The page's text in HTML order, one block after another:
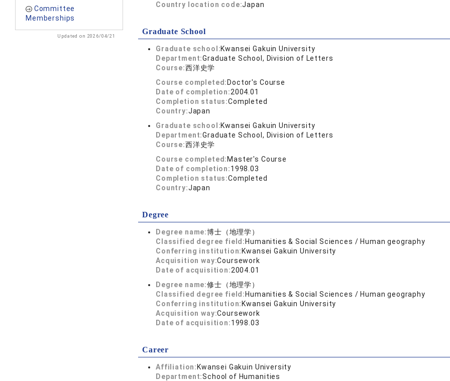
Committee
Memberships
Updated on 2026/04/21
Country location code:Japan
Graduate School
Graduate school:Kwansei Gakuin University
Department:Graduate School, Division of Letters
Course:西洋史学
Course completed: Doctor's Course
Date of completion:2004.01
Completion status:Completed
Country:Japan
Graduate school:Kwansei Gakuin University
Department:Graduate School, Division of Letters
Course:西洋史学
Course completed: Master's Course
Date of completion:1998.03
Completion status:Completed
Country:Japan
Degree
Degree name:博士（地理学）
Classified degree field: Humanities & Social Sciences / Human geography
Conferring institution: Kwansei Gakuin University
Acquisition way:Coursework
Date of acquisition:2004.01
Degree name:修士（地理学）
Classified degree field: Humanities & Social Sciences / Human geography
Conferring institution: Kwansei Gakuin University
Acquisition way:Coursework
Date of acquisition:1998.03
Career
Affiliation: Kwansei Gakuin University
Department:School of Humanities